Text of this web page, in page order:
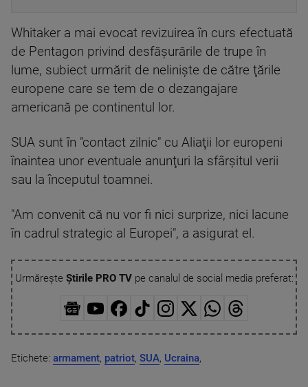
Whitaker a mai evocat revizuirea în curs efectuată
de Pentagon privind desfăşurările de trupe în
lume, subiect urmărit de nelinişte de către ţările
europene care se tem de o dezangajare
americană pe continentul lor.
SUA sunt în "contact zilnic" cu Aliaţii lor europeni
înaintea unor eventuale anunţuri la sfârşitul verii
sau la începutul toamnei.
"Am convenit că nu vor fi nici surprize, nici lacune
în cadrul strategic al Europei", a asigurat el.
Urmărește Știrile PRO TVpe canalul de social media preferat:
Etichete: armament, patriot, SUA, Ucraina,